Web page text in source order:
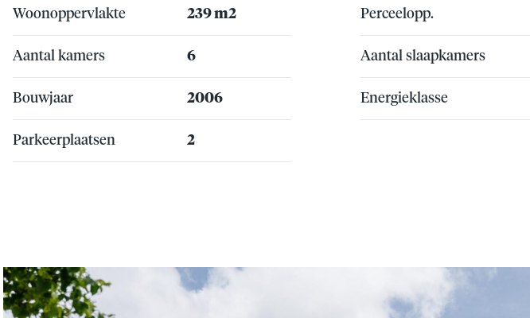
Woonoppervlakte 239 m2 Perceelopp.
Aantal kamers 6 Aantal slaapkamers
Bouwjaar 2006 Energieklasse
Parkeerplaatsen 2